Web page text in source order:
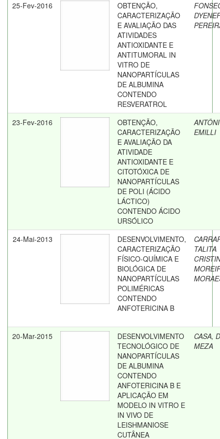
25-Fev-2016
OBTENÇÃO,
CARACTERIZAÇÃO
E AVALIAÇÃO DAS
ATIVIDADES
ANTIOXIDANTE E
ANTITUMORAL IN
VITRO DE
NANOPARTÍCULAS
DE ALBUMINA
CONTENDO
RESVERATROL
23-Fev-2016
OBTENÇÃO,
CARACTERIZAÇÃO
E AVALIAÇÃO DA
ATIVIDADE
ANTIOXIDANTE E
CITOTÓXICA DE
NANOPARTÍCULAS
DE POLI (ÁCIDO
LÁCTICO)
CONTENDO ÁCIDO
URSÓLICO
EMILLI
24-Mai-2013
DESENVOLVIMENTO,
CARACTERIZAÇÃO
FÍSICO-QUÍMICA E
BIOLÓGICA DE
NANOPARTÍCULAS
POLIMÉRICAS
CONTENDO
ANFOTERICINA B
TALITA
20-Mar-2015
DESENVOLVIMENTO
TECNOLÓGICO DE
NANOPARTÍCULAS
DE ALBUMINA
CONTENDO
ANFOTERICINA B E
APLICAÇÃO EM
MODELO IN VITRO E
IN VIVO DE
LEISHMANIOSE
CUTÂNEA
CASA,
MEZA